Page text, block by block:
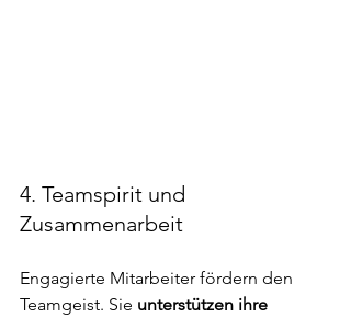
4. Teamspirit und
Zusammenarbeit
Engagierte Mitarbeiter fördern den
Teamgeist. Sie unterstützen ihre